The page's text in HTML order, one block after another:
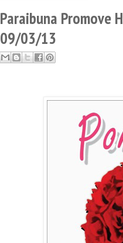
Paraibuna Promove
09/03/13